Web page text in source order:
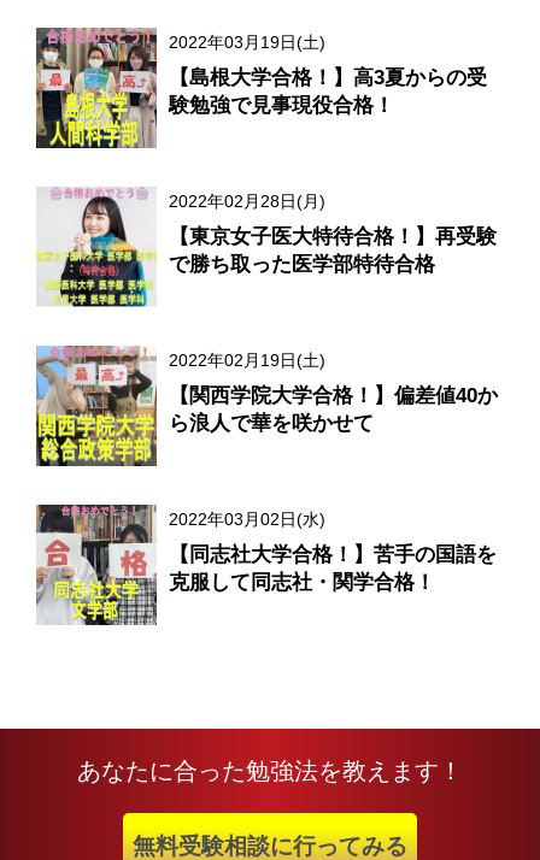
2022年03月19日(土)
【島根大学合格！】高3夏からの受
験勉強で見事現役合格！
2022年02月28日(月)
【東京女子医大特待合格！】再受験
で勝ち取った医学部特待合格
2022年02月19日(土)
【関西学院大学合格！】偏差値40か
ら浪人で華を咲かせて
2022年03月02日(水)
【同志社大学合格！】苦手の国語を
克服して同志社・関学合格！
あなたに合った勉強法を教えます！
無料受験相談に行ってみる